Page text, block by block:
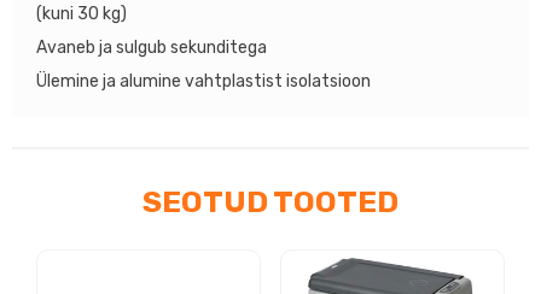
(kuni 30 kg)
Avaneb ja sulgub sekunditega
Ülemine ja alumine vahtplastist isolatsioon
SEOTUD TOOTED